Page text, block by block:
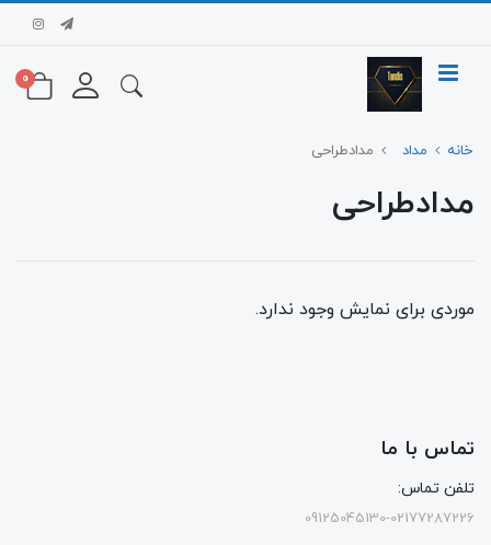
0
خانه مداد مدادطراحی
مدادطراحی
موردی برای نمایش وجود ندارد.
تماس با ما
تلفن تماس:
09125045130-02177287226